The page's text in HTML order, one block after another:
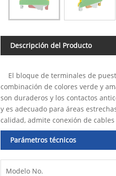
Descripción del Producto
El bloque de terminales de
combinación de colores verde y
son duraderos y los contactos
y es adecuado para áreas
calidad, admite conexión de
Parámetros técnicos
Modelo No.